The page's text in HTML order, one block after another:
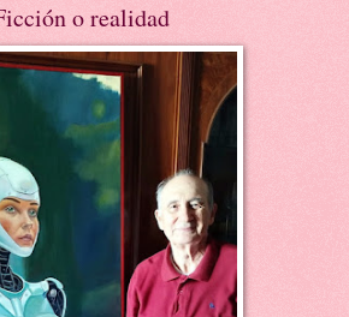
o realidad